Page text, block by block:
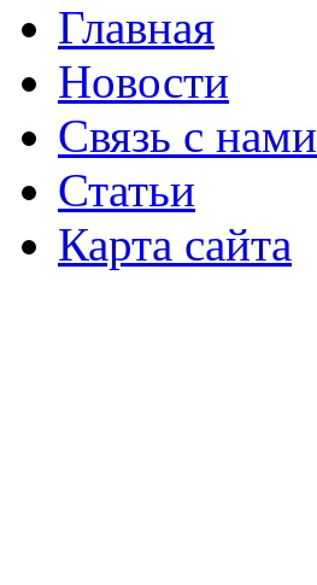
Главная
Новости
Связь с нами
Статьи
Карта сайта